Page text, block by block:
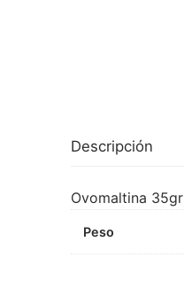
Descripción
Ovomaltina 35gr
Peso